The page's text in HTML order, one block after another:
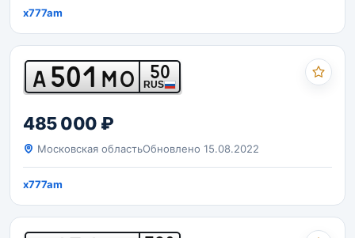
x777am
А501МО 50
RUS
485 000 ₽
Московская областьОбновлено 15.08.2022
x777am